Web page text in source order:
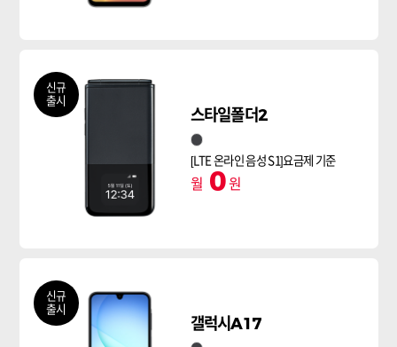
신규
출시
스타일폴더2
블랙
[LTE 온라인 음성 S1]요금제 기준
월 0원
신규
출시
갤럭시A17